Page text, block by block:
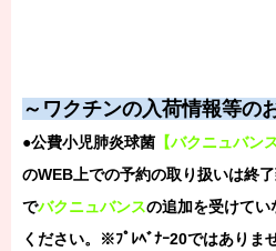
～ワクチンの入荷情報等の
●公費小児肺炎球菌 【バクニュバン
のWEB上での予約の取り扱いは終
でバクニュバンスの追加を受けてい
ください。※ﾌﾟﾚﾍﾞﾅｰ20ではありませ